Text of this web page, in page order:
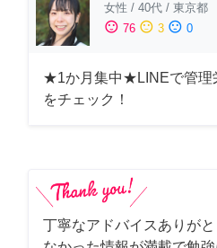
女性 / 40代 / 東京都
sentiment_satisfied 76 sentiment_neutral 3 sentiment_dissatisfied 0
★1か月集中★LINEで管理
をチェック！
丁寧なアドバイスありが